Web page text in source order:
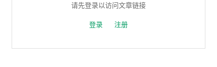
请先登录以访问文章链接
登录 注册